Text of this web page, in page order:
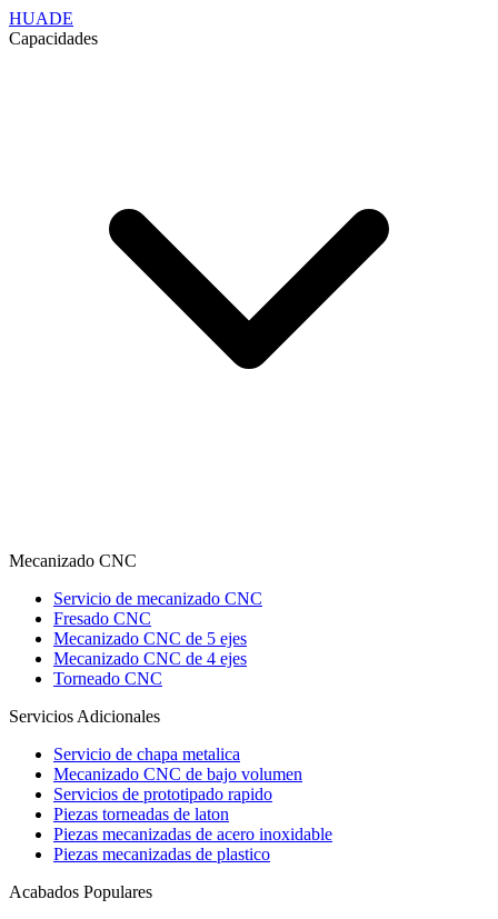
HUADE
Capacidades
Mecanizado CNC
Servicio de mecanizado CNC
Fresado CNC
Mecanizado CNC de 5 ejes
Mecanizado CNC de 4 ejes
Torneado CNC
Servicios Adicionales
Servicio de chapa metalica
Mecanizado CNC de bajo volumen
Servicios de prototipado rapido
Piezas torneadas de laton
Piezas mecanizadas de acero inoxidable
Piezas mecanizadas de plastico
Acabados Populares